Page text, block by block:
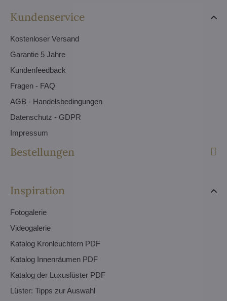
Kundenservice
Kostenloser Versand
Garantie 5 Jahre
Kundenfeedback
Fragen - FAQ
AGB - Handelsbedingungen
Datenschutz - GDPR
Impressum
Bestellungen
Inspiration
Fotogalerie
Videogalerie
Katalog Kronleuchtern PDF
Katalog Innenräumen PDF
Katalog der Luxuslüster PDF
Lüster: Tipps zur Auswahl